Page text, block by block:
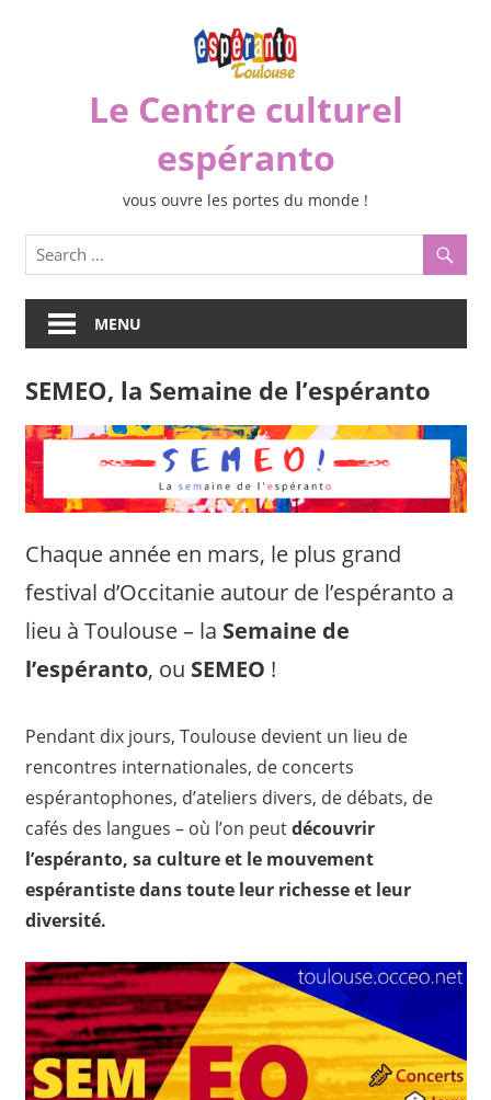
Le Centre culturel
espéranto
vous ouvre les portes du monde !
MENU
SEMEO, la Semaine de l’espéranto
Chaque année en mars, le plus grand
festival d’Occitanie autour de l’espéranto a
lieu à Toulouse – la Semaine de
l’espéranto, ou SEMEO !
Pendant dix jours, Toulouse devient un lieu de
rencontres internationales, de concerts
espérantophones, d’ateliers divers, de débats, de
cafés des langues – où l’on peutdécouvrir
l’espéranto, sa culture et le mouvement
espérantiste dans toute leur richesse et leur
diversité.